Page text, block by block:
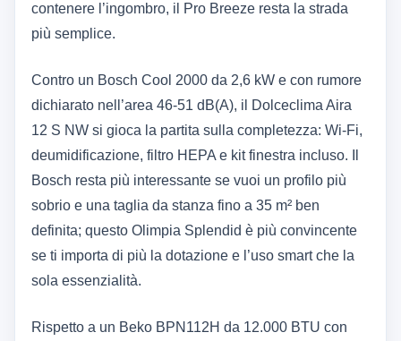
contenere l’ingombro, il Pro Breeze resta la strada
più semplice.
Contro un Bosch Cool 2000 da 2,6 kW e con rumore
dichiarato nell’area 46-51 dB(A), il Dolceclima Aira
12 S NW si gioca la partita sulla completezza: Wi‑Fi,
deumidificazione, filtro HEPA e kit finestra incluso. Il
Bosch resta più interessante se vuoi un profilo più
sobrio e una taglia da stanza fino a 35 m² ben
definita; questo Olimpia Splendid è più convincente
se ti importa di più la dotazione e l’uso smart che la
sola essenzialità.
Rispetto a un Beko BPN112H da 12.000 BTU con